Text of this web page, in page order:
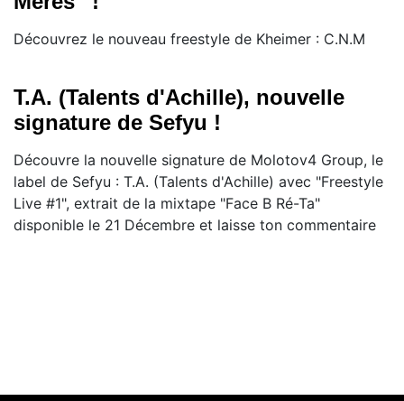
Découvrez le nouveau freestyle de Kheimer : C.N.M
T.A. (Talents d'Achille), nouvelle
signature de Sefyu !
Découvre la nouvelle signature de Molotov4 Group, le
label de Sefyu : T.A. (Talents d'Achille) avec "Freestyle
Live #1", extrait de la mixtape "Face B Ré-Ta"
disponible le 21 Décembre et laisse ton commentaire